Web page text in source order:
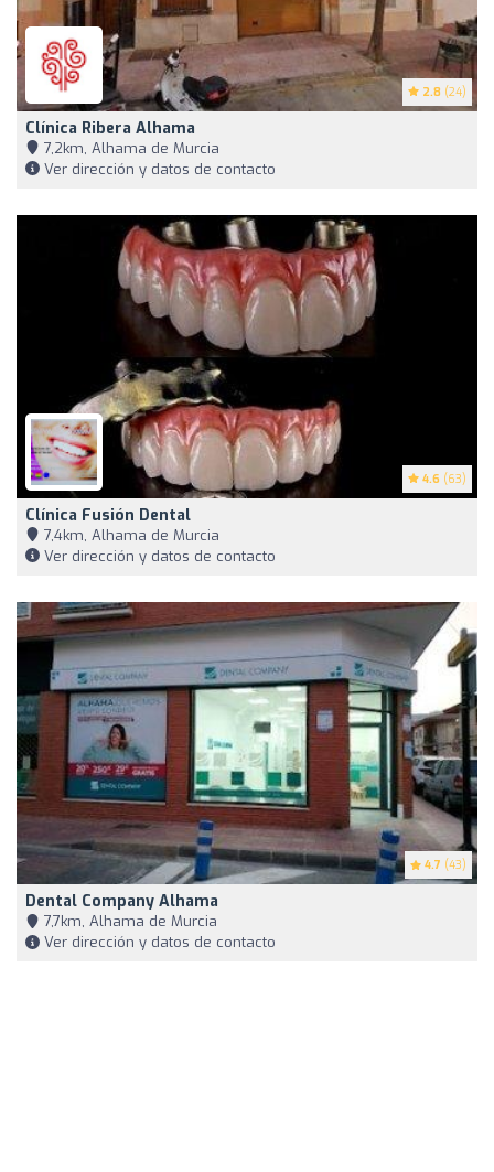
2.8 (24)
Clínica Ribera Alhama
7,2km, Alhama de Murcia
Ver dirección y datos de contacto
4.6 (63)
Clínica Fusión Dental
7,4km, Alhama de Murcia
Ver dirección y datos de contacto
4.7 (43)
Dental Company Alhama
7,7km, Alhama de Murcia
Ver dirección y datos de contacto